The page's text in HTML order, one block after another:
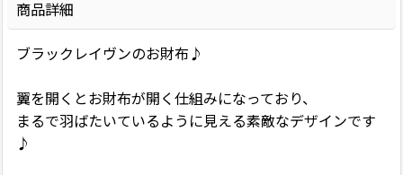
商品詳細
ブラックレイヴンのお財布♪
翼を開くとお財布が開く仕組みになっており、
まるで羽ばたいているように見える素敵なデザインです
♪